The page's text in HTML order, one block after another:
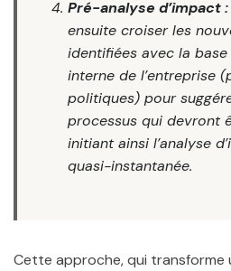
Pré-analyse d’impact :
ensuite croiser les
identifiées avec la
interne de l’entreprise
politiques) pour
processus qui devront
initiant ainsi l’analyse
quasi-instantanée.
Cette approche, qui transforme